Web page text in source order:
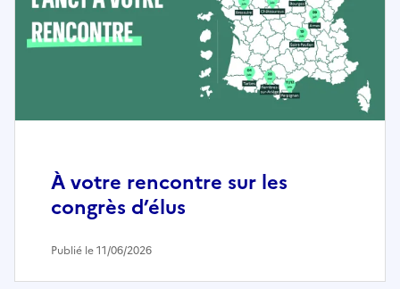
À votre rencontre sur les
congrès d’élus
Publié le 11/06/2026